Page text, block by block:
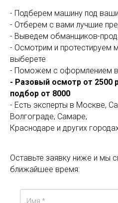
- Подберем машину под
- Отберем с вами лучшие
- Выведем обманщиков-
- Осмотрим и протестируем
выберете
- Поможем с оформлением
- Разовый осмотр от 2500
подбор от 8000
- Есть эксперты в Москве,
Волгограде, Самаре,
Краснодаре и других
Оставьте заявку ниже и мы
ближайшее время: